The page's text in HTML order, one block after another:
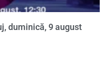
duminică, 9 august